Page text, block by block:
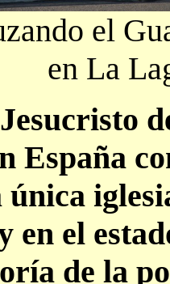
el
en La
España
única
en el
de la